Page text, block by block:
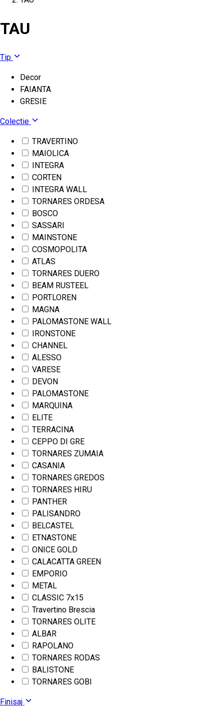
TAU
Tip
Decor
FAIANTA
GRESIE
Colectie
TRAVERTINO
MAIOLICA
INTEGRA
CORTEN
INTEGRA WALL
TORNARES ORDESA
BOSCO
SASSARI
MAINSTONE
COSMOPOLITA
ATLAS
TORNARES DUERO
BEAM RUSTEEL
PORTLOREN
MAGNA
PALOMASTONE WALL
IRONSTONE
CHANNEL
ALESSO
VARESE
DEVON
PALOMASTONE
MARQUINA
ELITE
TERRACINA
CEPPO DI GRE
TORNARES ZUMAIA
CASANIA
TORNARES GREDOS
TORNARES HIRU
PANTHER
PALISANDRO
BELCASTEL
ETNASTONE
ONICE GOLD
CALACATTA GREEN
EMPORIO
METAL
CLASSIC 7x15
Travertino Brescia
TORNARES OLITE
ALBAR
RAPOLANO
TORNARES RODAS
BALISTONE
TORNARES GOBI
Finisaj